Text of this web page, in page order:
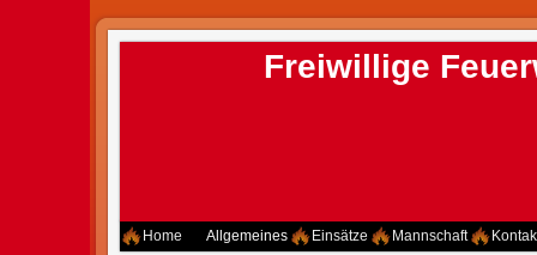
Freiwillige
Home Allgemeines Einsätze Mannschaft